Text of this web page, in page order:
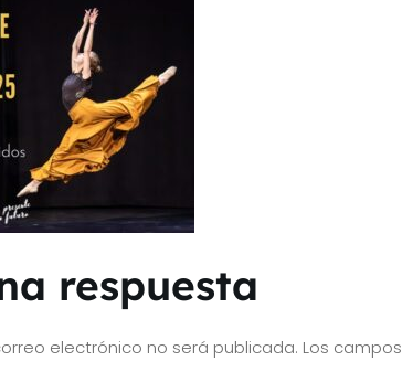
respuesta
electrónico no será publicada. Los